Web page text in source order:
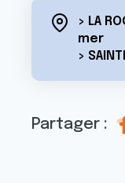
> LA
mer
>
Partager :